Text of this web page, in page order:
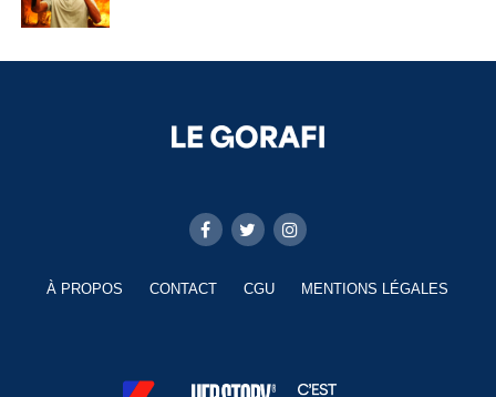
À PROPOS CONTACT CGU MENTIONS LÉGALES